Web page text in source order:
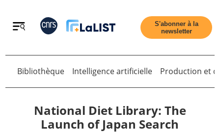
Retour
S'abonner à la
newsletter
Bibliothèque
Intelligence artificielle Production et
National Diet Library: The
Launch of Japan Search